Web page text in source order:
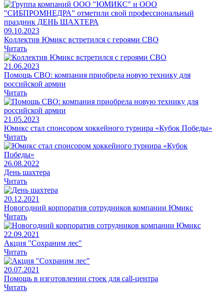
09.10.2023
Коллектив Юмикс встретился с героями СВО
Читать
21.06.2023
Помощь СВО: компания приобрела новую технику для
российской армии
Читать
21.05.2023
Юмикс стал спонсором хоккейного турнира «Кубок Победы»
Читать
26.08.2022
День шахтера
Читать
20.12.2021
Новогодний корпоратив сотрудников компании Юмикс
Читать
22.09.2021
Акция "Сохраним лес"
Читать
20.07.2021
Помощь в изготовлении стоек для call-центра
Читать